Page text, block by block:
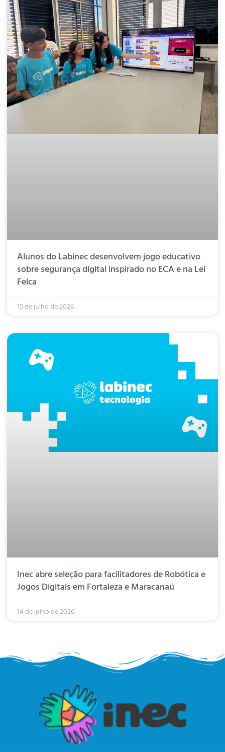
Alunos do Labinec desenvolvem jogo educativo
sobre segurança digital inspirado no ECA e na Lei
Felca
15 de julho de 2026
Inec abre seleção para facilitadores de Robótica e
Jogos Digitais em Fortaleza e Maracanaú
14 de julho de 2026